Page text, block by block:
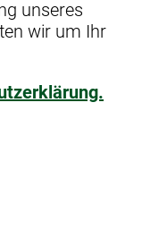
unseres
wir um Ihr